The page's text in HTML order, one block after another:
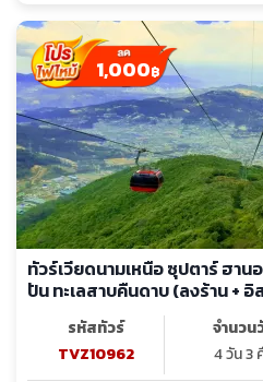
1,000฿
ทัวร์เวียดนามเหนือ ซุปตาร์ ฮาน
ปัน ทะเลสาบคืนดาบ (ลงร้าน + อิ
รหัสทัวร์
TVZ10962
จำนวน
4 วัน 3